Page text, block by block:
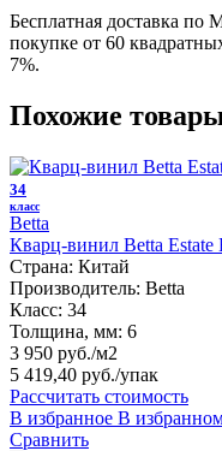
Бесплатная доставка по
покупке от 60
7%.
Похожие
34
класс
Betta
Кварц-винил Betta Estate
Страна: Китай
Производитель: Betta
Класс: 34
Толщина, мм: 6
3 950 руб./м2
5 419,40 руб./упак
Рассчитать стоимость
В избранное В
Сравнить